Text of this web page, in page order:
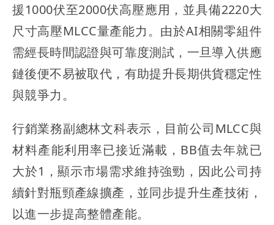
援1000伏至2000伏高壓應用，並具備2220大
尺寸高壓MLCC量產能力。由於AI相關零組件
需經長時間認證與可靠度測試，一旦導入供應
鏈後便不易被取代，有助提升長期供貨穩定性
與競爭力。
行銷業務副總林文科表示，目前公司MLCC與
材料產能利用率已接近滿載，BB值去年就已
大於1，顯示市場需求維持強勁，因此公司持
續針對瓶頸產線擴產，並同步提升生產技術，
以進一步提高整體產能。